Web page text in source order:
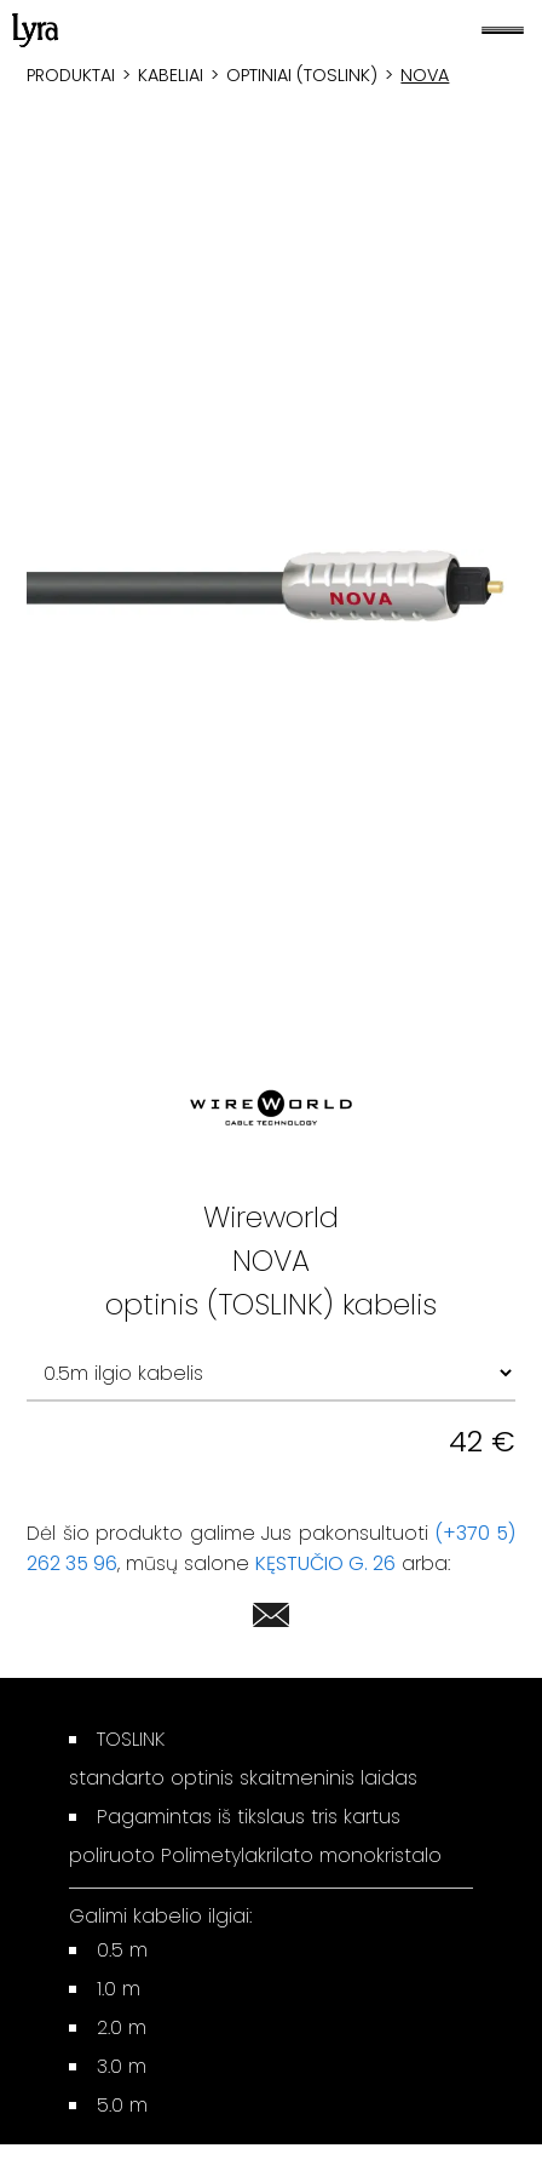
PRODUKTAI > KABELIAI > OPTINIAI (TOSLINK) > NOVA
Wireworld
NOVA
optinis (TOSLINK) kabelis
42 €
Dėl šio produkto galime Jus pakonsultuoti (+370 5)
262 35 96, mūsų salone KĘSTUČIO G. 26 arba:
TOSLINK
standarto optinis skaitmeninis laidas
Pagamintas iš tikslaus tris kartus
poliruoto Polimetylakrilato monokristalo
Galimi kabelio ilgiai:
0.5 m
1.0 m
2.0 m
3.0 m
5.0 m